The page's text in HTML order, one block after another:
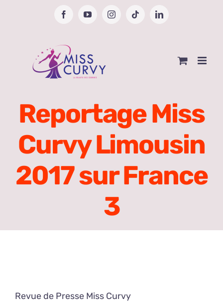
FacebookYouTubeInstagramTiktok LinkedIn
Reportage Miss
Curvy Limousin
2017 sur France
3
Revue de Presse Miss Curvy